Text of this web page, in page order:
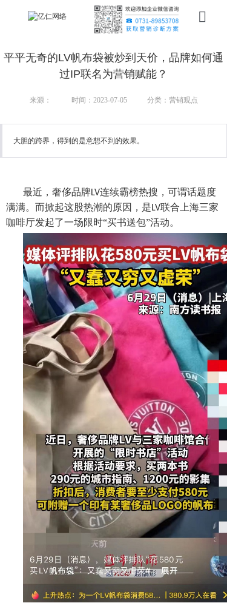
产品
服务
资讯
我们
平平无奇的LV帆布袋被炒到天价，品牌如何通
过IP联名为营销赋能？
来源： 时间：2023-07-05 分类：营销观点
大胆的跨界，得到的是意想不到的效果。
最近，奢侈品牌LV连续霸榜热搜，可谓话题度
满满。而掀起这股热潮的原因，是LV联合上海三家
咖啡厅发起了一场限时“买书送包”活动。